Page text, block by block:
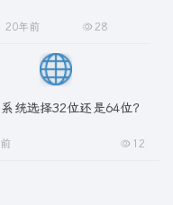
20年前 28
统选择32位还是64位？
12